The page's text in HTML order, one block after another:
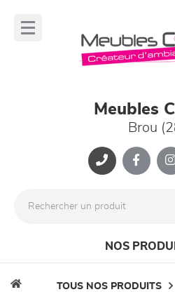
Meubles
Brou
NOS
TOUS NOS PRODUITS